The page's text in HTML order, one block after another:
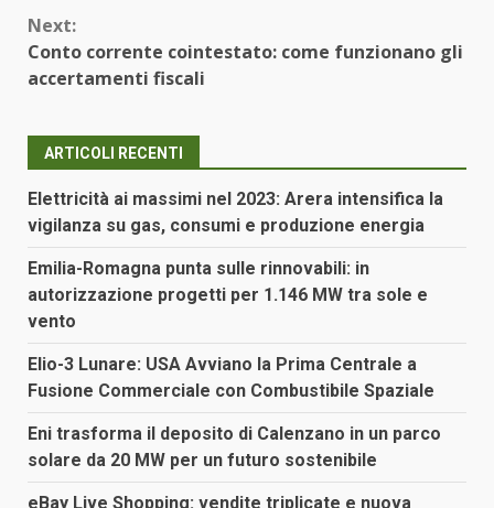
Next:
Conto corrente cointestato: come funzionano gli
accertamenti fiscali
ARTICOLI RECENTI
Elettricità ai massimi nel 2023: Arera intensifica la
vigilanza su gas, consumi e produzione energia
Emilia-Romagna punta sulle rinnovabili: in
autorizzazione progetti per 1.146 MW tra sole e
vento
Elio-3 Lunare: USA Avviano la Prima Centrale a
Fusione Commerciale con Combustibile Spaziale
Eni trasforma il deposito di Calenzano in un parco
solare da 20 MW per un futuro sostenibile
eBay Live Shopping: vendite triplicate e nuova